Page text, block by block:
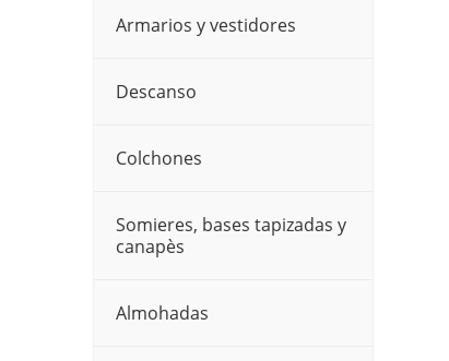
Armarios y vestidores
Descanso
Colchones
Somieres, bases tapizadas y
canapès
Almohadas